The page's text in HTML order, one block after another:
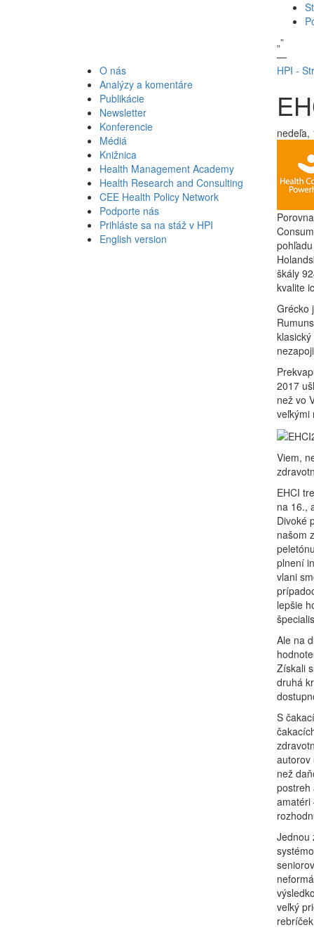
„”
—
O nás
Analýzy a komentáre
Publikácie
Newsletter
Konferencie
Médiá
Knižnica
Health Management Academy
Health Research and Consulting
CEE Health Policy Network
Podporte nás
Prihláste sa na stáž v HPI
English version
HPI -
nedeľa,
škály
kvalite
Grécko
2017
než vo
veľkými
Viem,
EHCI
na 16.,
Divoké
našom
plnení
vlani
lepšie
Ale na
Získali
druhá
S
autorov
než
postreh
amatéri
Jednou
veľký